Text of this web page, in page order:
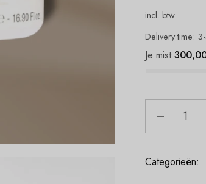
incl. btw
Delivery time:
Je mist
Categorieën: